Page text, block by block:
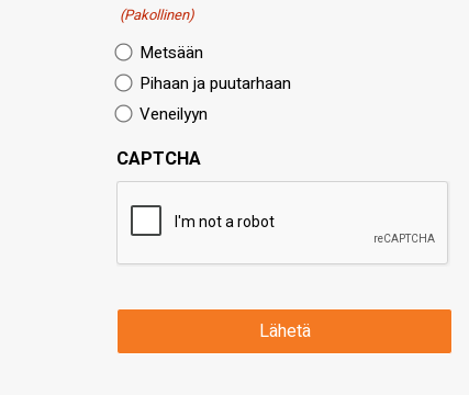
(Pakollinen)
Metsään
Pihaan ja puutarhaan
Veneilyyn
CAPTCHA